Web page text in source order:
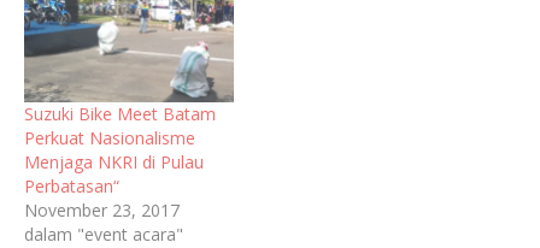
Suzuki Bike Meet Batam
Perkuat Nasionalisme
Menjaga NKRI di Pulau
Perbatasan“
November 23, 2017
dalam "event acara"